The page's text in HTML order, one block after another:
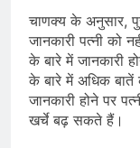
चाणक्य के अनुसार,
जानकारी पत्नी को
के बारे में जानकारी
के बारे में अधिक
जानकारी होने पर
खर्चे बढ़ सकते हैं।